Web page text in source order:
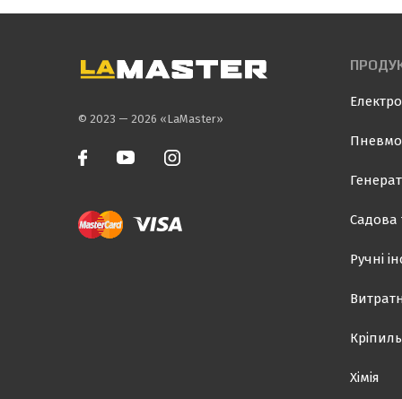
© 2023 — 2026 «LaMaster»
Садова
Ручні
Хімія